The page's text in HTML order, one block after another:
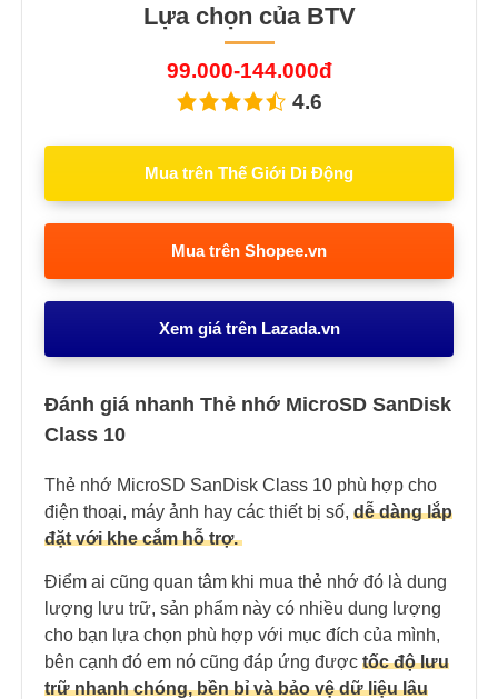
Lựa chọn của BTV
99.000-144.000đ
4.6
Mua trên Thế Giới Di Động
Mua trên Shopee.vn
Xem giá trên Lazada.vn
Đánh giá nhanh Thẻ nhớ MicroSD SanDisk
Class 10
Thẻ nhớ MicroSD SanDisk Class 10 phù hợp cho
điện thoại, máy ảnh hay các thiết bị số, dễ dàng lắp
đặt với khe cắm hỗ trợ.
Điểm ai cũng quan tâm khi mua thẻ nhớ đó là dung
lượng lưu trữ, sản phẩm này có nhiều dung lượng
cho bạn lựa chọn phù hợp với mục đích của mình,
bên cạnh đó em nó cũng đáp ứng được tốc độ lưu
trữ nhanh chóng, bền bỉ và bảo vệ dữ liệu lâu